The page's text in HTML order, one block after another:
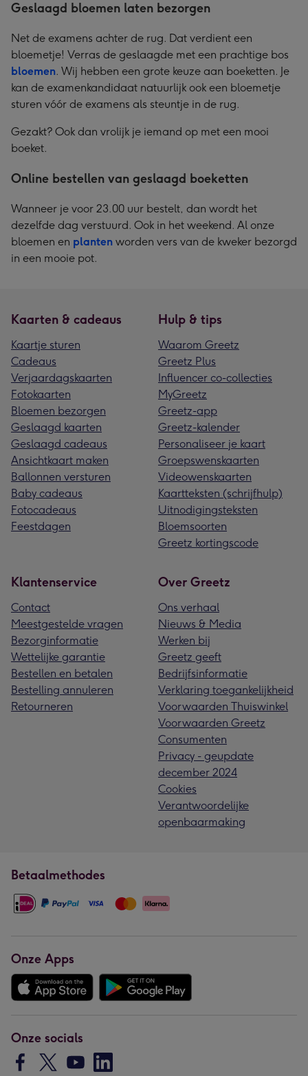
Geslaagd bloemen laten bezorgen
Net de examens achter de rug. Dat verdient een
bloemetje! Verras de geslaagde met een prachtige bos
bloemen. Wij hebben een grote keuze aan boeketten. Je
kan de examenkandidaat natuurlijk ook een bloemetje
sturen vóór de examens als steuntje in de rug.
Gezakt? Ook dan vrolijk je iemand op met een mooi
boeket.
Online bestellen van geslaagd boeketten
Wanneer je voor 23.00 uur bestelt, dan wordt het
dezelfde dag verstuurd. Ook in het weekend. Al onze
bloemen en planten worden vers van de kweker bezorgd
in een mooie pot.
Kaarten & cadeaus
Kaartje sturen
Cadeaus
Verjaardagskaarten
Fotokaarten
Bloemen bezorgen
Geslaagd kaarten
Geslaagd cadeaus
Ansichtkaart maken
Ballonnen versturen
Baby cadeaus
Fotocadeaus
Feestdagen
Hulp & tips
Waarom Greetz
Greetz Plus
Influencer co-collecties
MyGreetz
Greetz-app
Greetz-kalender
Personaliseer je kaart
Groepswenskaarten
Videowenskaarten
Kaartteksten (schrijfhulp)
Uitnodigingsteksten
Bloemsoorten
Greetz kortingscode
Klantenservice
Contact
Meestgestelde vragen
Bezorginformatie
Wettelijke garantie
Bestellen en betalen
Bestelling annuleren
Retourneren
Over Greetz
Ons verhaal
Nieuws & Media
Werken bij
Greetz geeft
Bedrijfsinformatie
Verklaring toegankelijkheid
Voorwaarden Thuiswinkel
Voorwaarden Greetz
Consumenten
Privacy - geupdate
december 2024
Cookies
Verantwoordelijke
openbaarmaking
Betaalmethodes
Onze Apps
Onze socials